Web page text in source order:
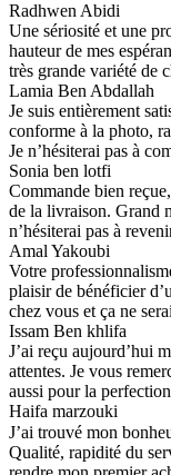
Radhwen Abidi
Une sériosité et une
hauteur de mes
très grande variété de
Lamia Ben Abdallah
Je suis entièrement
conforme à la photo,
Je n’hésiterai pas à
Sonia ben lotfi
Commande bien
de la livraison. Grand
n’hésiterai pas à
Amal Yakoubi
Votre
plaisir de bénéficier
chez vous et ça ne
Issam Ben khlifa
J’ai reçu aujourd’hui
attentes. Je vous
aussi pour la
Haifa marzouki
J’ai trouvé mon
Qualité, rapidité du